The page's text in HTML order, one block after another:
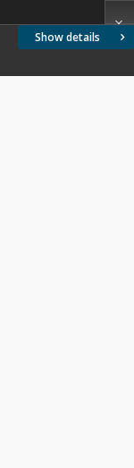
Show details